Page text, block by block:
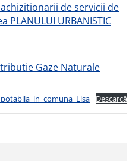
de servicii de
URBANISTIC
Gaze Naturale
Descarcă